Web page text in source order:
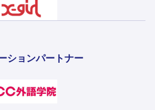
ションパートナー